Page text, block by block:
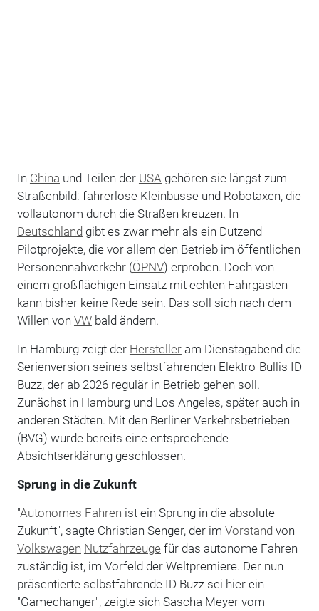
In China und Teilen der USA gehören sie längst zum
Straßenbild: fahrerlose Kleinbusse und Robotaxen, die
vollautonom durch die Straßen kreuzen. In
Deutschland gibt es zwar mehr als ein Dutzend
Pilotprojekte, die vor allem den Betrieb im öffentlichen
Personennahverkehr (ÖPNV) erproben. Doch von
einem großflächigen Einsatz mit echten Fahrgästen
kann bisher keine Rede sein. Das soll sich nach dem
Willen von VWbald ändern.
In Hamburg zeigt der Herstelleram Dienstagabend die
Serienversion seines selbstfahrenden Elektro-Bullis ID
Buzz, der ab 2026 regulär in Betrieb gehen soll.
Zunächst in Hamburg und Los Angeles, später auch in
anderen Städten. Mit den Berliner Verkehrsbetrieben
(BVG) wurde bereits eine entsprechende
Absichtserklärung geschlossen.
Sprung in die Zukunft
"Autonomes Fahren ist ein Sprung in die absolute
Zukunft", sagte Christian Senger, der im Vorstand von
Volkswagen Nutzfahrzeuge für das autonome Fahren
zuständig ist, im Vorfeld der Weltpremiere. Der nun
präsentierte selbstfahrende ID Buzz sei hier ein
"Gamechanger", zeigte sich Sascha Meyer vom